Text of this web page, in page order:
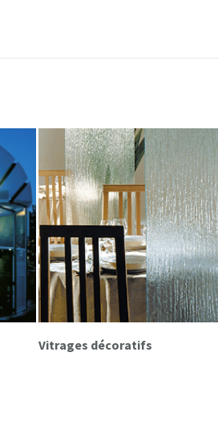
Vitrages décoratifs